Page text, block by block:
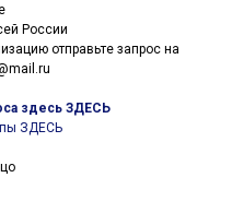
России
отправьте запрос на
здесь ЗДЕСЬ
ЗДЕСЬ